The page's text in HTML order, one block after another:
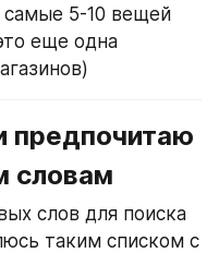
самые 5-10 вещей
еще одна
предпочитаю
словам
слов для поиска
таким списком с